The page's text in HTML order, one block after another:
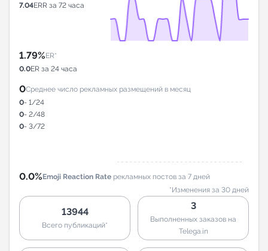
7.04ERR за 72 часа
1.79%ER*
0.0ER за 24 часа
0Среднее число рекламных размещений в месяц
0- 1/24
0- 2/48
0- 3/72
0.0%Emoji Reaction Rate рекламных постов за 7 дней
*Изменения за 30 дней
13944
Всего публикаций*
3
Выполненных заказов на
Telega.in